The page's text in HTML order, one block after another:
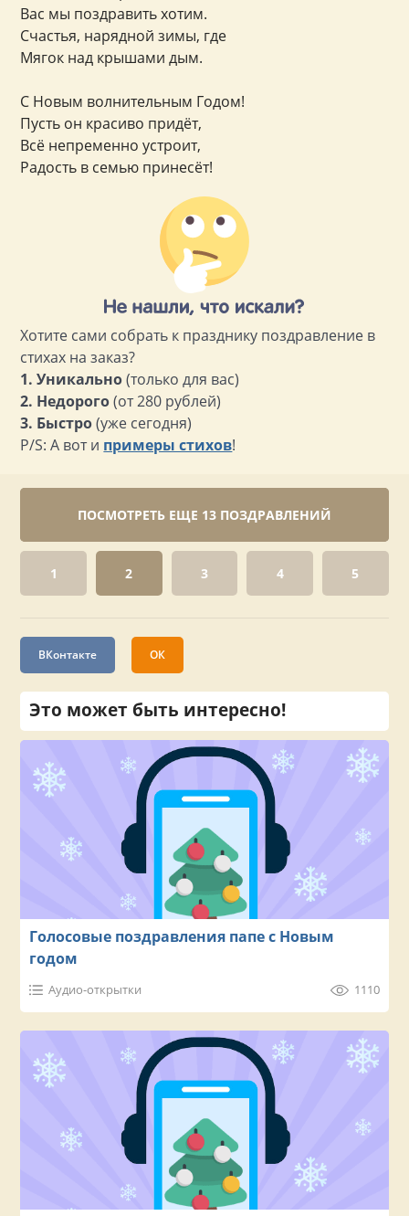
Вас мы поздравить хотим.
Счастья, нарядной зимы, где
Мягок над крышами дым.
С Новым волнительным Годом!
Пусть он красиво придёт,
Всё непременно устроит,
Радость в семью принесёт!
Хотите сами собрать к празднику поздравление в
стихах на заказ?
1. Уникально(только для вас)
2. Недорого(от 280 рублей)
3. Быстро(уже сегодня)
P/S: А вот и примеры стихов!
ПОСМОТРЕТЬ ЕЩЕ 13 ПОЗДРАВЛЕНИЙ
1 2 3 4 5
ВКонтакте ОК
Это может быть интересно!
Голосовые поздравления папе с Новым
годом
Аудио-открытки 1110